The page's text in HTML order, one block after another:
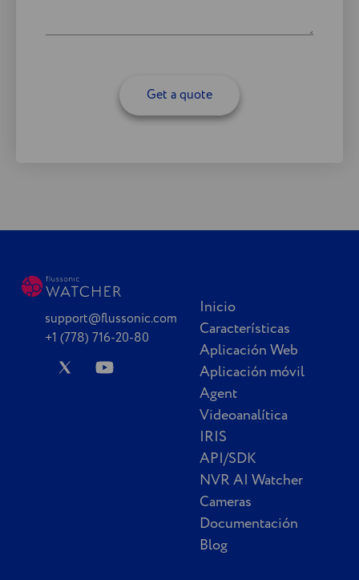
Get a quote
support@flussonic.com
+1 (778) 716-20-80
Inicio
Características
Aplicación Web
Aplicación móvil
Agent
Videoanalítica
IRIS
API/SDK
NVR AI Watcher
Cameras
Documentación
Blog